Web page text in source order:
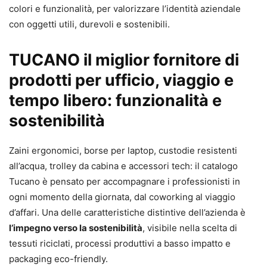
colori e funzionalità, per valorizzare l’identità aziendale
con oggetti utili, durevoli e sostenibili.
TUCANO il miglior fornitore di
prodotti per ufficio, viaggio e
tempo libero: funzionalità e
sostenibilità
Zaini ergonomici, borse per laptop, custodie resistenti
all’acqua, trolley da cabina e accessori tech: il catalogo
Tucano è pensato per accompagnare i professionisti in
ogni momento della giornata, dal coworking al viaggio
d’affari. Una delle caratteristiche distintive dell’azienda è
l’impegno verso la sostenibilità, visibile nella scelta di
tessuti riciclati, processi produttivi a basso impatto e
packaging eco-friendly.